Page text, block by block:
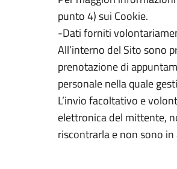
punto 4) sui Cookie.
-Dati forniti
All’interno del Sito sono
prenotazione di
personale nella quale
L’invio facoltativo e
elettronica del mittente,
riscontrarla e non sono